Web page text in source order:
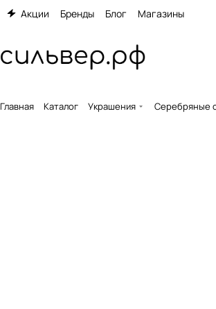
Акции Бренды Блог Магазины
Главная Каталог Украшения Серебряные